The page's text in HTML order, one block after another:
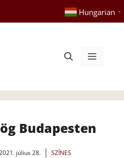
Hungarian ▼
Menü
Budapesten
július 28. SZÍNES